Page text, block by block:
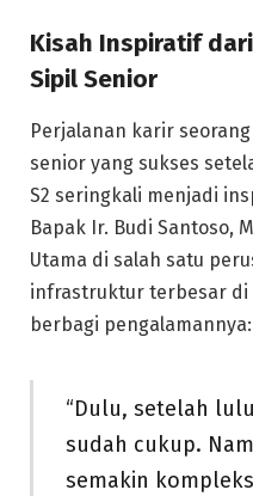
Kisah Inspiratif
Sipil Senior
Perjalanan karir
senior yang sukses
S2 seringkali menjadi
Bapak Ir. Budi Santoso,
Utama di salah satu
infrastruktur terbesar di
berbagi pengalamannya:
“Dulu, setelah
sudah cukup.
semakin